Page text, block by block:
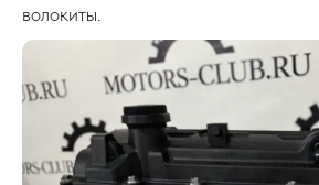
волокиты.